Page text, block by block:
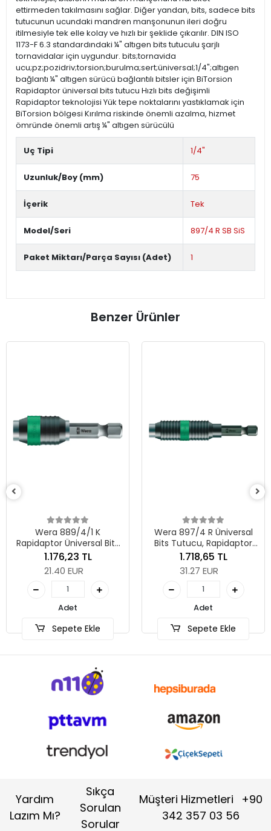
ettirmeden takılmasını sağlar. Diğer yandan, bits, sadece bits
tutucunun ucundaki mandren manşonunun ileri doğru
itilmesiyle tek elle kolay ve hızlı bir şeklide çıkarılır. DIN ISO
1173-F 6.3 standardındaki ¼" altıgen bits tutuculu şarjlı
tornavidalar için uygundur. bits;tornavida
ucu;pz;pozidriv;torsion;burulma;sert;üniversal;1/4";altıgen
bağlantı ¼" altıgen sürücü bağlantılı bitsler için BiTorsion
Rapidaptor üniversal bits tutucu Hızlı bits değişimli
Rapidaptor teknolojisi Yük tepe noktalarını yastıklamak için
BiTorsion bölgesi Kırılma riskinde önemli azalma, hizmet
ömründe önemli artış ¼" altıgen sürücülü
Uç Tipi 1/4"
Uzunluk/Boy (mm) 75
İçerik Tek
Model/Seri 897/4 R SB SiS
Paket Miktarı/Parça Sayısı (Adet) 1
Benzer Ürünler
4/1 K
Üniversal Bits
4" x 50 mm
Ekle
Wera 897/4 R Üniversal
Bits Tutucu, Rapidaptor
BiTorsion, 1/4" x 75 mm
Sepete Ekle
Saplı
Yardım
Lazım Mı?
Sıkça
Sorulan
Sorular
Müşteri Hizmetleri
+90
342 357 03 56